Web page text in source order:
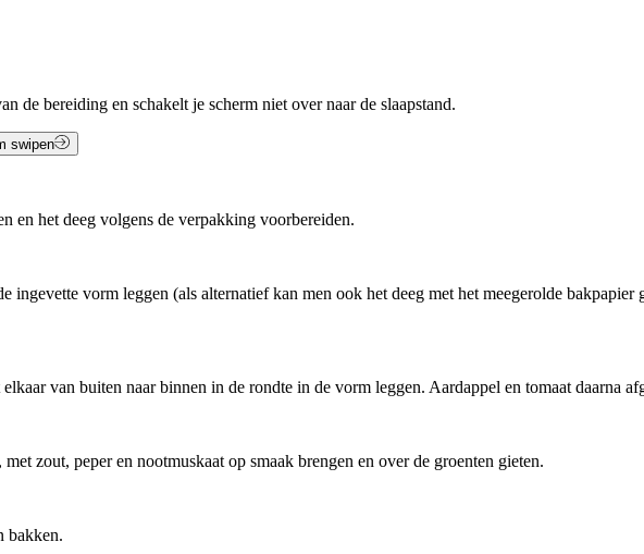
de bereiding en schakelt je scherm niet over naar de slaapstand.
swipen
en het deeg volgens de verpakking voorbereiden.
ingevette vorm leggen (als alternatief kan men ook het deeg met het meegerolde
van buiten naar binnen in de rondte in de vorm leggen. Aardappel en tomaat daarna
zout, peper en nootmuskaat op smaak brengen en over de groenten gieten.
bakken.